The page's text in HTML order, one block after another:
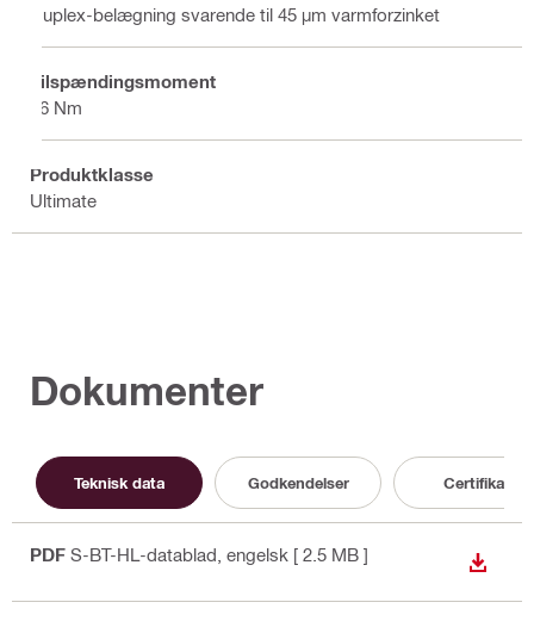
Duplex-belægning svarende til 45 µm varmforzinket
Tilspændingsmoment
16 Nm
Produktklasse
Ultimate
Dokumenter
Teknisk data Godkendelser Certifikat
PDF S-BT-HL-datablad , engelsk [ 2.5 MB ]